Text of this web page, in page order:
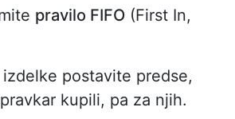
pravilo FIFO (First In,
postavite predse,
kupili, pa za njih.